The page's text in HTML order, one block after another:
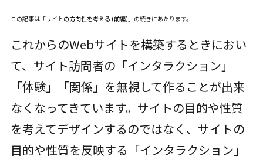
この記事は「サイトの方向性を考える (前編) 」の続きにあたります。
これからのWebサイトを構築するときにおい
て、サイト訪問者の「インタラクション」
「体験」「関係」を無視して作ることが出来
なくなってきています。サイトの目的や性質
を考えてデザインするのではなく、サイトの
目的や性質を反映する「インタラクション」